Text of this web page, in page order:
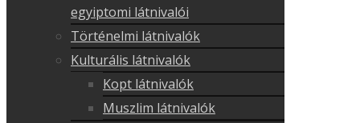
egyiptomi látnivalói
Történelmi látnivalók
Kulturális látnivalók
Kopt látnivalók
Muszlim látnivalók